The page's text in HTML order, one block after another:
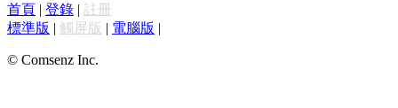
首頁 | 登錄 | 註冊
標準版 | 觸屏版 | 電腦版 |
© Comsenz Inc.